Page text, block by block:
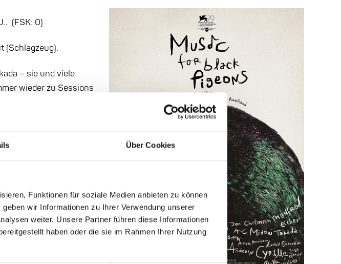
Über Cookies
Funktionen für soziale Medien anbieten zu können
wir Informationen zu Ihrer Verwendung unserer
weiter. Unsere Partner führen diese Informationen
haben oder die sie im Rahmen Ihrer Nutzung
(FSK: 0)
(Schlagzeug).
– sie und viele
wieder zu Sessions
das
Netzwerk im
Pionieren des